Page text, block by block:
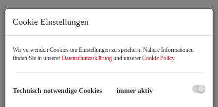
Cookie Einstellungen
Wir verwenden Cookies um Einstellungen zu speichern. Nähere Informationen
finden Sie in unserer Datenschutzerklärung und unserer Cookie Policy.
Technisch notwendige Cookies immer aktiv